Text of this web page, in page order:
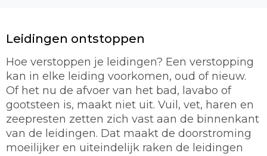
Leidingen ontstoppen
Hoe verstoppen je leidingen? Een verstopping
kan in elke leiding voorkomen, oud of nieuw.
Of het nu de afvoer van het bad, lavabo of
gootsteen is, maakt niet uit. Vuil, vet, haren en
zeepresten zetten zich vast aan de binnenkant
van de leidingen. Dat maakt de doorstroming
moeilijker en uiteindelijk raken de leidingen